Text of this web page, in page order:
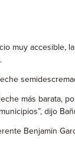
muy accesible,
más barata,
dijo
Benjamín